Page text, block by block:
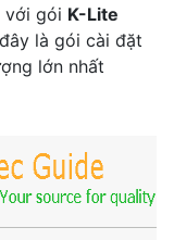
với gói K-Lite
là gói cài đặt
lớn nhất